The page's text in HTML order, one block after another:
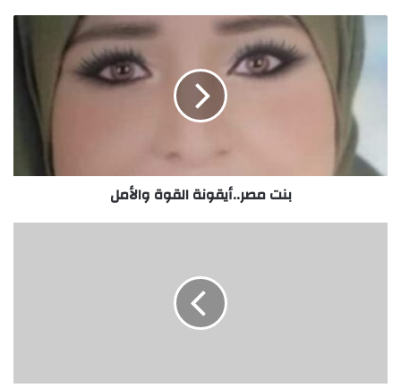
بنت مصر..أيقونة القوة والأمل